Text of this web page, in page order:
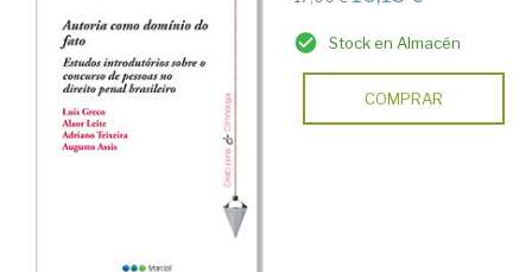
Stock en Almacén
COMPRAR